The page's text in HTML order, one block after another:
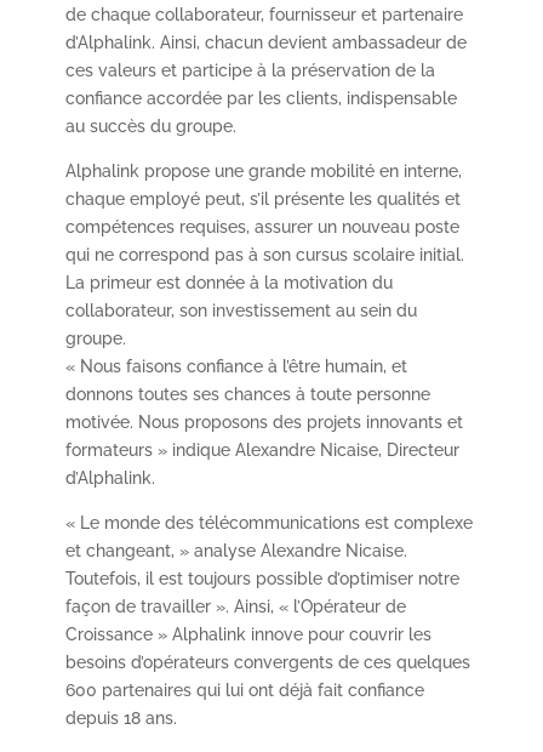
de chaque collaborateur, fournisseur et partenaire
d’Alphalink. Ainsi, chacun devient ambassadeur de
ces valeurs et participe à la préservation de la
confiance accordée par les clients, indispensable
au succès du groupe.
Alphalink propose une grande mobilité en interne,
chaque employé peut, s’il présente les qualités et
compétences requises, assurer un nouveau poste
qui ne correspond pas à son cursus scolaire initial.
La primeur est donnée à la motivation du
collaborateur, son investissement au sein du
groupe.
« Nous faisons confiance à l’être humain, et
donnons toutes ses chances à toute personne
motivée. Nous proposons des projets innovants et
formateurs » indique Alexandre Nicaise, Directeur
d’Alphalink.
« Le monde des télécommunications est complexe
et changeant, » analyse Alexandre Nicaise.
Toutefois, il est toujours possible d’optimiser notre
façon de travailler ». Ainsi, « l’Opérateur de
Croissance » Alphalink innove pour couvrir les
besoins d’opérateurs convergents de ces quelques
600 partenaires qui lui ont déjà fait confiance
depuis 18 ans.